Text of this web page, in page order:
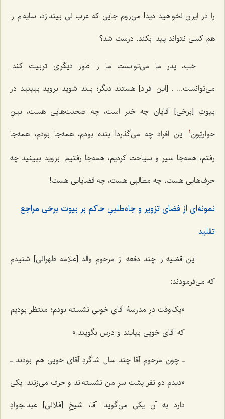
را در ایران نخواهید دید! می‌روم جایی که عرب نی بیندازد، سایه‌ام را
هم کسی نتواند پیدا بکند. درست شد؟
خب، پدر ما می‌توانست ما را طور دیگری تربیت کند.
می‌توانست… . [این افراد] هستند دیگر؛ بلند شوید بروید ببینید در
بیوتِ [برخی] آقایان چه خبر است، چه صحبت‌هایی هست، بینِ
حواریّونِ 1
این افراد چه می‌گذرد! بنده بودم، همه‌جا بودم، همه‌جا
رفتم، همه‌جا سیر و سیاحت کردیم، همه‌جا رفتیم. بروید ببینید چه
حرف‌هایی هست، چه مطالبی هست، چه قضایایی هست!
نمونه‌ای از فضای تزویر و جاه‌طلبیِ حاکم بر بیوت برخی مراجع
تقلید
این قضیه را چند دفعه از مرحوم والد [علامه طهرانی] شنیدم
که می‌فرمودند:
«یک‌وقت در مدرسۀ آقای خویی نشسته بودم؛ منتظر بودیم
که آقای خویی بیایند و درس بگویند.»
ـ چون مرحوم آقا چند سال شاگردِ آقای خویی هم بودند ـ
«دیدم دو نفر پشتِ سرِ من نشسته‌اند و حرف می‌زنند. یکی
دارد به آن یکی می‌گوید: آقا، شیخِ [فلانی] عبدالجوادِ